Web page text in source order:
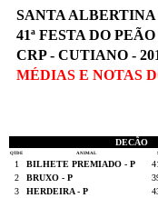
SANTA ALBERTINA
41ª FESTA DO
CRP - CUTIANO -
MÉDIAS E NOTAS
DECÃO
QTDE ANIMAL
1 BILHETE PREMIADO - P
2
BRUXO - P
3
HERDEIRA - P